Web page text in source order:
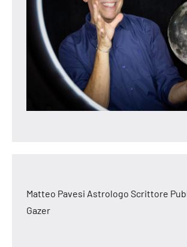
pesci
oroscopo
sagittario
2025
vergine
2025
Matteo Pavesi Astrologo Scrittore
Gazer